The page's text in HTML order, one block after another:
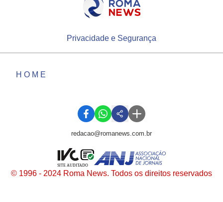
Privacidade e Segurança
HOME
redacao@romanews.com.br
© 1996 - 2024 Roma News. Todos os direitos reservados
SITE AUDITADO